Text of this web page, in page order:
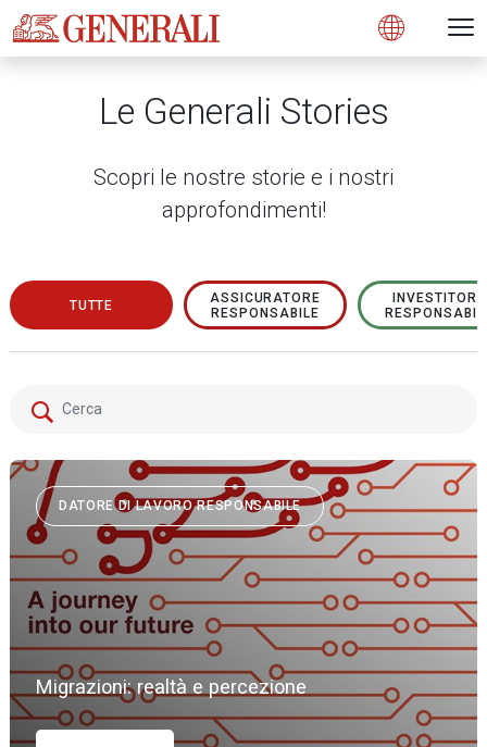
Open
Le Generali Stories
Scopri le nostre storie e i nostri
approfondimenti!
TUTTE
ASSICURATORE
RESPONSABILE
INVESTITORE
DATORE DI LAVORO RESPONSABILE
Migrazioni: realtà e percezione